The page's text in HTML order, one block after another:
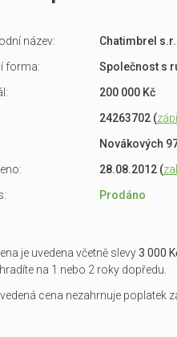
název:
Chatimbrel
forma:
Společnost s
200 000 Kč
24263702 (
Novákových
28.08.2012 (
Prodáno
je uvedena včetně slevy3 000
na 1 nebo 2 roky dopředu.
cena nezahrnuje poplatek